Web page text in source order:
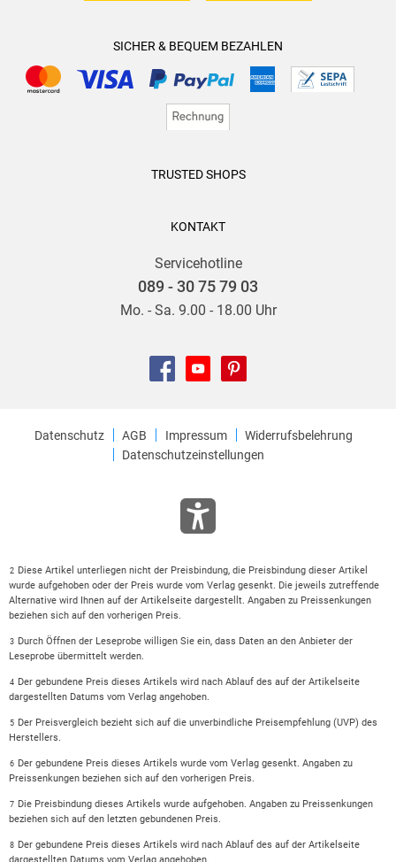
SICHER & BEQUEM BEZAHLEN
TRUSTED SHOPS
KONTAKT
Servicehotline
089 - 30 75 79 03
Mo. - Sa. 9.00 - 18.00 Uhr
Datenschutz AGB Impressum
Widerrufsbelehrung
Datenschutzeinstellungen
2 Diese Artikel unterliegen nicht der Preisbindung, die Preisbindung dieser Artikel
wurde aufgehoben oder der Preis wurde vom Verlag gesenkt. Die jeweils zutreffende
Alternative wird Ihnen auf der Artikelseite dargestellt. Angaben zu Preissenkungen
beziehen sich auf den vorherigen Preis.
3 Durch Öffnen der Leseprobe willigen Sie ein, dass Daten an den Anbieter der
Leseprobe übermittelt werden.
4 Der gebundene Preis dieses Artikels wird nach Ablauf des auf der Artikelseite
dargestellten Datums vom Verlag angehoben.
5 Der Preisvergleich bezieht sich auf die unverbindliche Preisempfehlung (UVP) des
Herstellers.
6 Der gebundene Preis dieses Artikels wurde vom Verlag gesenkt. Angaben zu
Preissenkungen beziehen sich auf den vorherigen Preis.
7 Die Preisbindung dieses Artikels wurde aufgehoben. Angaben zu Preissenkungen
beziehen sich auf den letzten gebundenen Preis.
8 Der gebundene Preis dieses Artikels wird nach Ablauf des auf der Artikelseite
dargestellten Datums vom Verlag angehoben.